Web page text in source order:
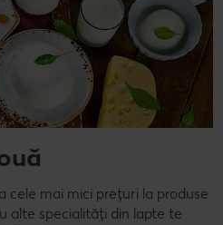
cele mai mici prețuri la produse
alte specialități din lapte te